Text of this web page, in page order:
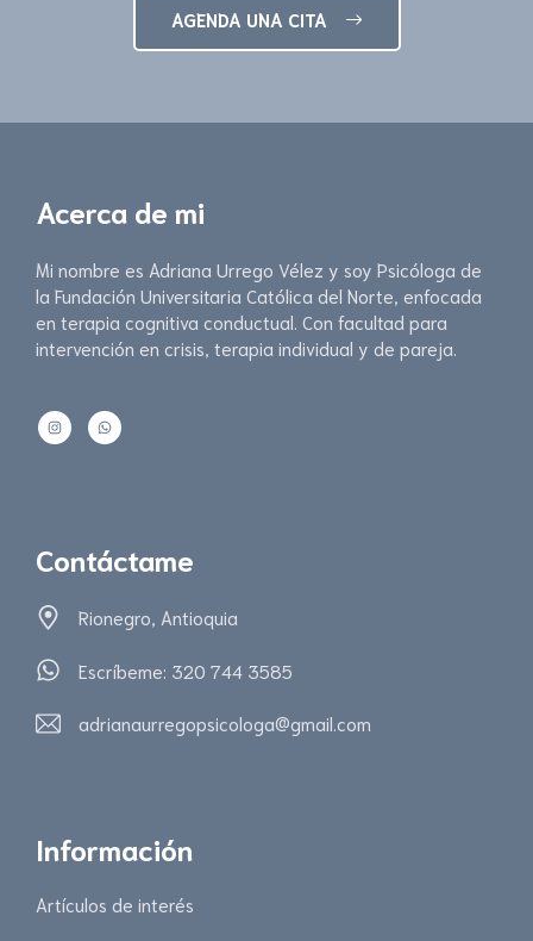
AGENDA UNA CITA
Acerca de mi
Mi nombre es Adriana Urrego Vélez y soy Psicóloga de
la Fundación Universitaria Católica del Norte, enfocada
en terapia cognitiva conductual. Con facultad para
intervención en crisis, terapia individual y de pareja.
Contáctame
Rionegro, Antioquia
Escríbeme: 320 744 3585
adrianaurregopsicologa@gmail.com
Información
Artículos de interés